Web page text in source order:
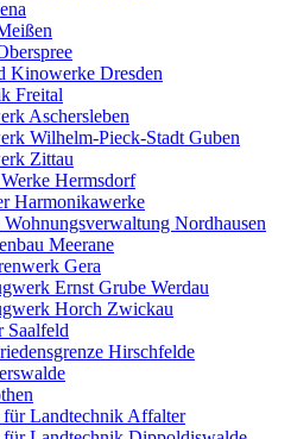
Kinowerke Dresden
Freital
Aschersleben
Wilhelm-Pieck-Stadt Guben
Zittau
Hermsdorf
Harmonikawerke
Nordhausen
Meerane
Gera
Ernst Grube Werdau
Horch Zwickau
Hirschfelde
Landtechnik Affalter